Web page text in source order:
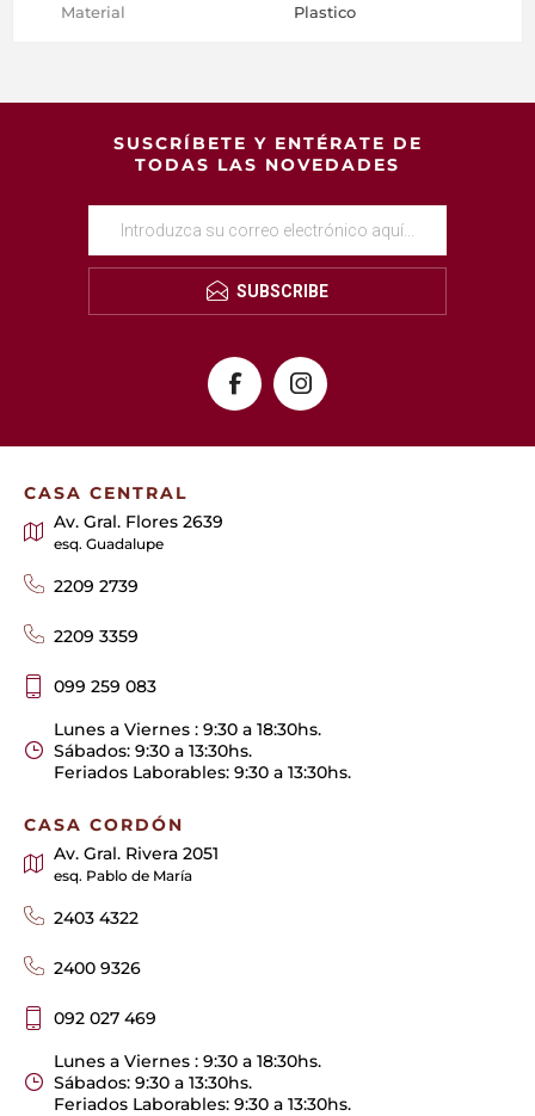
Material Plastico
SUSCRÍBETE Y ENTÉRATE DE
TODAS LAS NOVEDADES
SUBSCRIBE
CASA CENTRAL
Av. Gral. Flores 2639
esq. Guadalupe
2209 2739
2209 3359
099 259 083
Lunes a Viernes : 9:30 a 18:30hs.
Sábados: 9:30 a 13:30hs.
Feriados Laborables: 9:30 a 13:30hs.
CASA CORDÓN
Av. Gral. Rivera 2051
esq. Pablo de María
2403 4322
2400 9326
092 027 469
Lunes a Viernes : 9:30 a 18:30hs.
Sábados: 9:30 a 13:30hs.
Feriados Laborables: 9:30 a 13:30hs.